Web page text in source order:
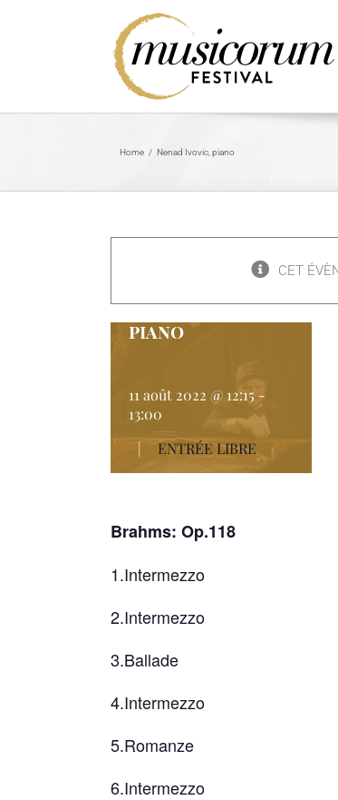
Home / Nenad Ivovic, piano
CET
Nenad Ivovic,
piano
11 août 2022 @ 12:15 -
13:00
|
ENTRÉE LIBRE
Brahms: Op.118
1.Intermezzo
2.Intermezzo
3.Ballade
4.Intermezzo
5.Romanze
6.Intermezzo